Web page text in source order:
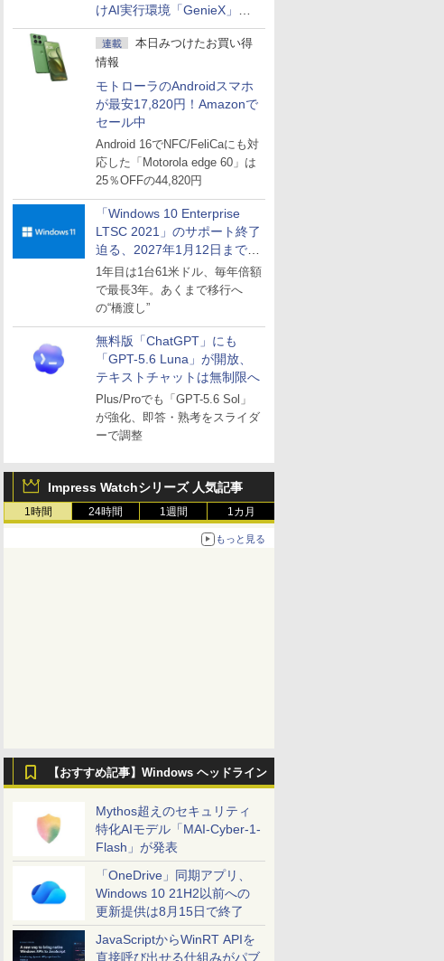
けAI実行環境「GenieX」を
試してみた
連載
本日みつけたお買い得
情報
モトローラのAndroidスマホ
が最安17,820円！Amazonで
セール中
Android 16でNFC/FeliCaにも対
応した「Motorola edge 60」は
25％OFFの44,820円
「Windows 10 Enterprise
LTSC 2021」のサポート終了
迫る、2027年1月12日まで
～ESUは9月1日から販売
1年目は1台61米ドル、毎年倍額
で最長3年。あくまで移行へ
の“橋渡し”
無料版「ChatGPT」にも
「GPT-5.6 Luna」が開放、
テキストチャットは無制限へ
Plus/Proでも「GPT-5.6 Sol」
が強化、即答・熟考をスライダ
ーで調整
Impress Watchシリーズ 人気記事
1時間 24時間 1週間 1カ月
もっと見る
【おすすめ記事】Windows ヘッドライン
Mythos超えのセキュリティ
特化AIモデル「MAI-Cyber-1-
Flash」が発表
「OneDrive」同期アプリ、
Windows 10 21H2以前への
更新提供は8月15日で終了
JavaScriptからWinRT APIを
直接呼び出せる仕組みがパブ